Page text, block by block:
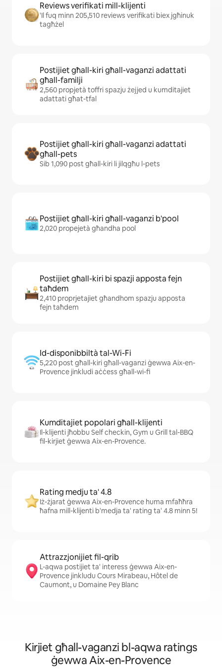
Reviews verifikati mill-klijenti
'Il fuq minn 205,510 reviews verifikati biex jgħinuk
tagħżel
Postijiet għall-kiri għall-vaganzi adattati
għall-familji
2,560 propjetà toffri spazju żejjed u kumditajiet
adattati għat-tfal
Postijiet għall-kiri għall-vaganzi adattati
għall-pets
Sib 1,090 post għall-kiri li jilqgħu l-pets
Postijiet għall-kiri għall-vaganzi b'pool
2,020 propejetà għandha pool
Postijiet għall-kiri bi spazji apposta fejn
taħdem
2,410 proprjetajiet għandhom spazju apposta
fejn taħdem
Id-disponibbiltà tal-Wi-Fi
5,220 post għall-kiri għall-vaganzi ġewwa Aix-en-
Provence jinkludi aċċess għall-wi-fi
Kumditajiet popolari għall-klijenti
Il-klijenti jħobbu Self checkin, Gym u Grill tal-BBQ
fil-kirjiet ġewwa Aix-en-Provence.
Rating medju ta' 4.8
Iż-żjarat ġewwa Aix-en-Provence huma mfaħħra
ħafna mill-klijenti b'medja ta' rating ta' 4.8 minn 5!
Attrazzjonijiet fil-qrib
L-aqwa postijiet ta' interess ġewwa Aix-en-
Provence jinkludu Cours Mirabeau, Hôtel de
Caumont, u Domaine Pey Blanc
Kirjiet għall-vaganzi bl-aqwa ratings
ġewwa Aix-en-Provence